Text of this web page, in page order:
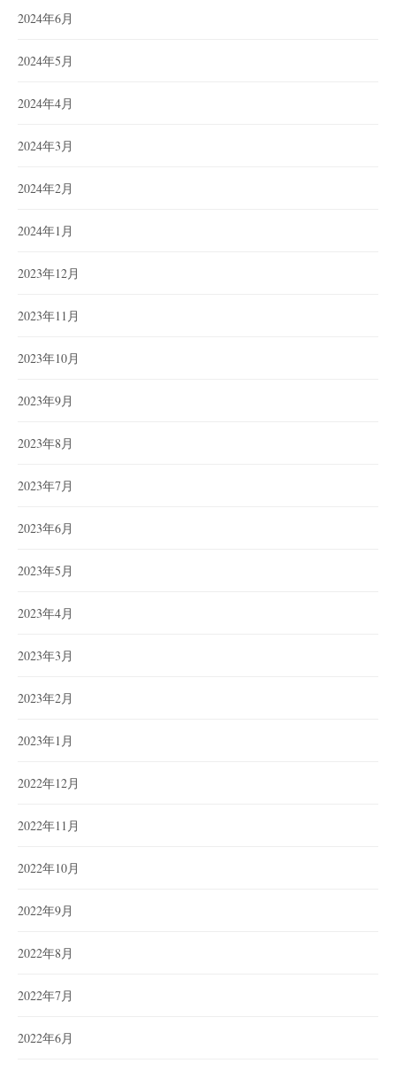
2024年6月
2024年5月
2024年4月
2024年3月
2024年2月
2024年1月
2023年12月
2023年11月
2023年10月
2023年9月
2023年8月
2023年7月
2023年6月
2023年5月
2023年4月
2023年3月
2023年2月
2023年1月
2022年12月
2022年11月
2022年10月
2022年9月
2022年8月
2022年7月
2022年6月